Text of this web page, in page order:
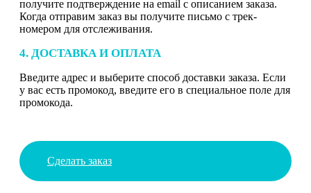
получите подтверждение на email с описанием заказа.
Когда отправим заказ вы получите письмо с трек-
номером для отслеживания.
4. ДОСТАВКА И ОПЛАТА
Введите адрес и выберите способ доставки заказа. Если
у вас есть промокод, введите его в специальное поле для
промокода.
Сделать заказ